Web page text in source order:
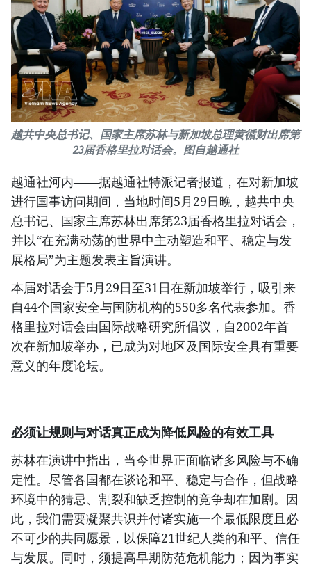
越共中央总书记、国家主席苏林与新加坡总理黄循财出席第
23届香格里拉对话会。图自越通社
越通社河内——据越通社特派记者报道，在对新加坡
进行国事访问期间，当地时间5月29日晚，越共中央
总书记、国家主席苏林出席第23届香格里拉对话会，
并以“在充满动荡的世界中主动塑造和平、稳定与发
展格局”为主题发表主旨演讲。
本届对话会于5月29日至31日在新加坡举行，吸引来
自44个国家安全与国防机构的550多名代表参加。香
格里拉对话会由国际战略研究所倡议，自2002年首
次在新加坡举办，已成为对地区及国际安全具有重要
意义的年度论坛。
必须让规则与对话真正成为降低风险的有效工具
苏林在演讲中指出，当今世界正面临诸多风险与不确
定性。尽管各国都在谈论和平、稳定与合作，但战略
环境中的猜忌、割裂和缺乏控制的竞争却在加剧。因
此，我们需要凝聚共识并付诸实施一个最低限度且必
不可少的共同愿景，以保障21世纪人类的和平、信任
与发展。同时，须提高早期防范危机能力；因为事实